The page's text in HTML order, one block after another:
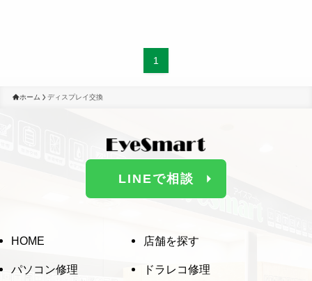
回収・買取
BLOG
1
ホーム ディスプレイ交換
LINEで相談
HOME 店舗を探す
パソコン修理 ドラレコ修理